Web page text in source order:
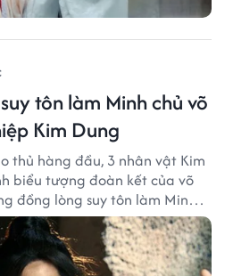
tôn làm Minh chủ võ
Kim Dung
thủ hàng đầu, 3 nhân vật Kim
biểu tượng đoàn kết của võ
đồng lòng suy tôn làm Minh